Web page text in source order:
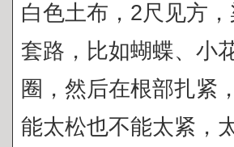
白色土布，2尺见方
套路，比如蝴蝶、小
圈，然后在根部扎紧
能太松也不能太紧，